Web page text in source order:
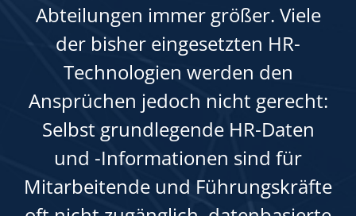
Abteilungen immer größer. Viele
der bisher eingesetzten HR-
Technologien werden den
Ansprüchen jedoch nicht gerecht:
Selbst grundlegende HR-Daten
und -Informationen sind für
Mitarbeitende und Führungskräfte